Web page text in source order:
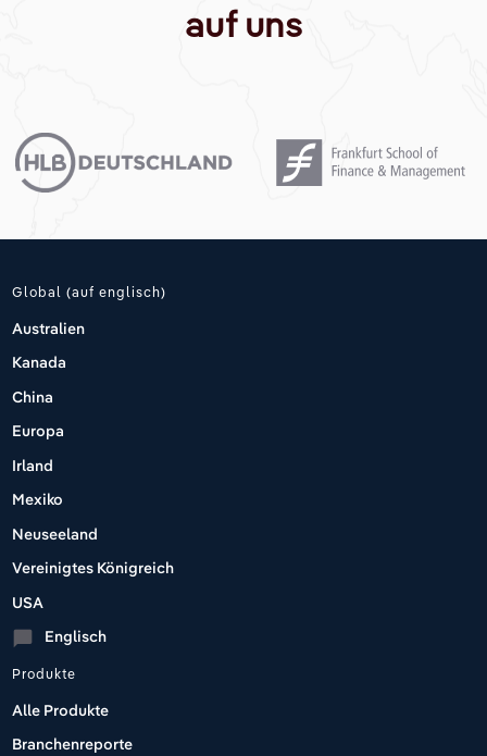
auf uns
Global (auf englisch)
Australien
Kanada
China
Europa
Irland
Mexiko
Neuseeland
Vereinigtes Königreich
USA
chat_bubble Englisch
Produkte
Alle Produkte
Branchenreporte